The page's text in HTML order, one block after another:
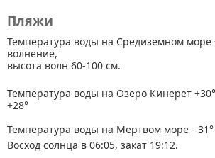
Пляжи
Температура воды на Средиземном море
волнение,
высота волн 60-100 см.
Температура воды на Озеро Кинерет
+28°
Температура воды на Мертвом море - 31°
Восход солнца в 06:05, закат 19:12.